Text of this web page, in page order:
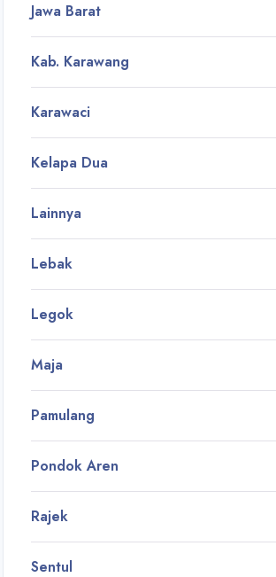
Jawa Barat
Kab. Karawang
Karawaci
Kelapa Dua
Lainnya
Lebak
Legok
Maja
Pamulang
Pondok Aren
Rajek
Sentul